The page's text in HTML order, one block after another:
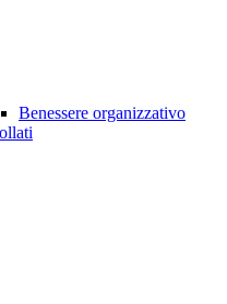
Benessere organizzativo